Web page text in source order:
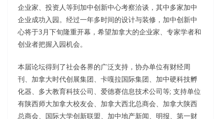
企业家、投资人等到加中创新中心考察洽谈，其中多家加中
企业成功入园。经过一年多时间的设计与装修，加中创新中
心将于3月下旬隆重开幕，希望加拿大的企业家、专家学者和
创业者把握入园机会。
本届论坛得到了社会各界的广泛支持，协办单位有财经周
刊、加拿大时代创展集团、卡嘎拉国际集团、加中硬科技孵
化器、多大教育科技公司、爱德赛信息技术公司等; 支持单位
有陕西师大加拿大校友会、加拿大西北总商会、加拿大陕西
总商会、国际大学创新联盟、加中地产新闻、明报、第一财